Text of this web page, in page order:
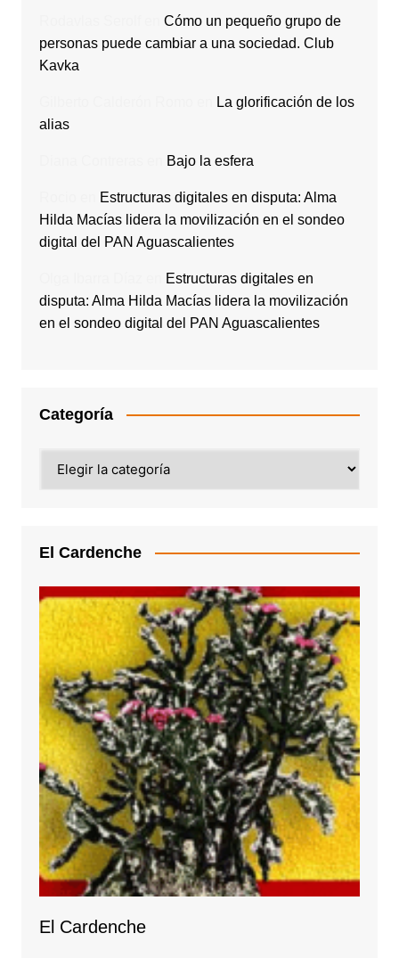
Cómo un pequeño grupo de
personas puede cambiar a una sociedad. Club
Kavka
La glorificación de los
alias
Bajo la esfera
Estructuras digitales en disputa: Alma
Hilda Macías lidera la movilización en el sondeo
digital del PAN Aguascalientes
Estructuras digitales en
disputa: Alma Hilda Macías lidera la movilización
en el sondeo digital del PAN Aguascalientes
Categoría
El Cardenche
El Cardenche